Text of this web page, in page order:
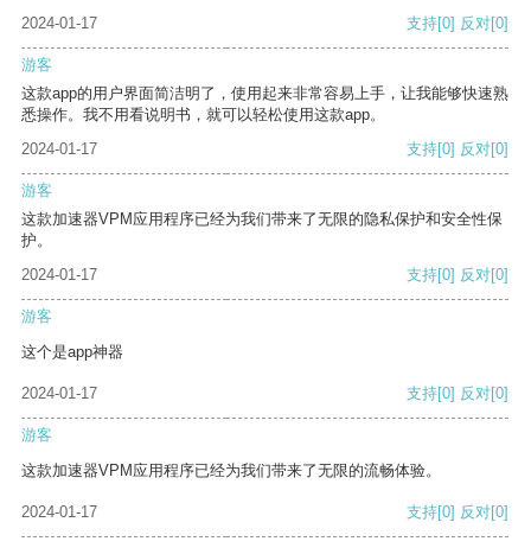
2024-01-17
支持[0] 反对[0]
游客
这款app的用户界面简洁明了，使用起来非常容易上手，让我能够快速熟
悉操作。我不用看说明书，就可以轻松使用这款app。
2024-01-17
支持[0] 反对[0]
游客
这款加速器VPM应用程序已经为我们带来了无限的隐私保护和安全性保
护。
2024-01-17
支持[0] 反对[0]
游客
这个是app神器
2024-01-17 支持[0] 反对[0]
游客
这款加速器VPM应用程序已经为我们带来了无限的流畅体验。
2024-01-17 支持[0] 反对[0]